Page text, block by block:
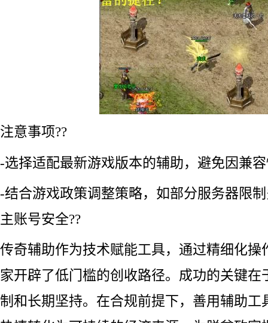
注意事项??
-选择适配最新游戏版本的辅助，避免因兼
-结合游戏政策调整策略，如部分服务器限
主账号安全??
传奇辅助作为技术赋能工具，通过精细化操
家开辟了低门槛的创收路径。成功的关键在
制和长期坚持。在合规前提下，善用辅助工